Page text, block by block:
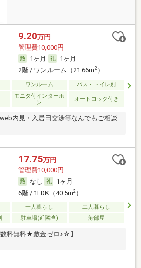
9.20万円
管理費10,000円
1ヶ月
1ヶ月
2階 / ワンルーム（21.66m2）
ワンルーム バス・トイレ別
モニタ付インターホ
ン
オートロック付き
内見・入居日交渉等なんでもご相談
17.75万円
管理費10,000円
なし
1ヶ月
6階 / 1LDK（40.5m2）
一人暮らし
二人暮らし
駐車場(近隣含) 角部屋
料無料★敷金ゼロ♪☆】